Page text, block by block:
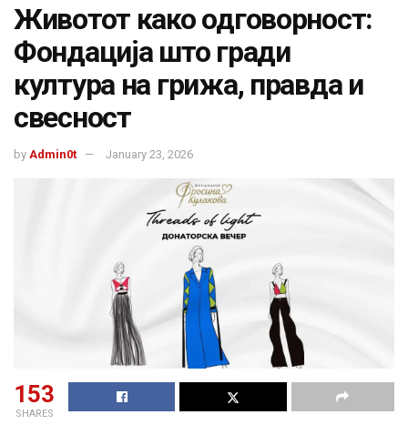
Животот како одговорност:
Фондација што гради
култура на грижа, правда и
свесност
by Admin0t January 23, 2026
153
SHARES